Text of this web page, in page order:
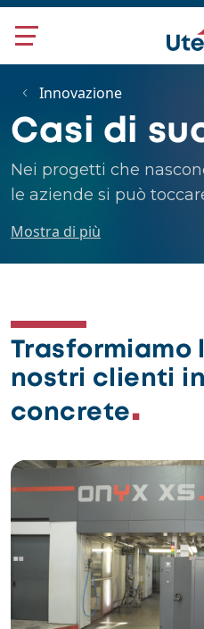
Salta al contenuto principale
Innovazione
Casi di
Nei progetti che
le aziende si può
esigenze per garantire i
qualità e il successo sul
Mostra di più
Trasformiamo
nostri clienti
concrete